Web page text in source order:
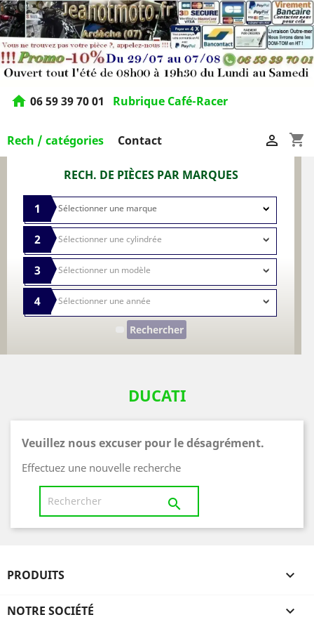
home 06 59 39 70 01 Rubrique Café-Racer
Rech / catégories Contact shopping_cart

RECH. DE PIÈCES PAR MARQUES
1
2
3
4
Rechercher
DUCATI
Veuillez nous excuser pour le désagrément.
Effectuez une nouvelle recherche

PRODUITS 
NOTRE SOCIÉTÉ 